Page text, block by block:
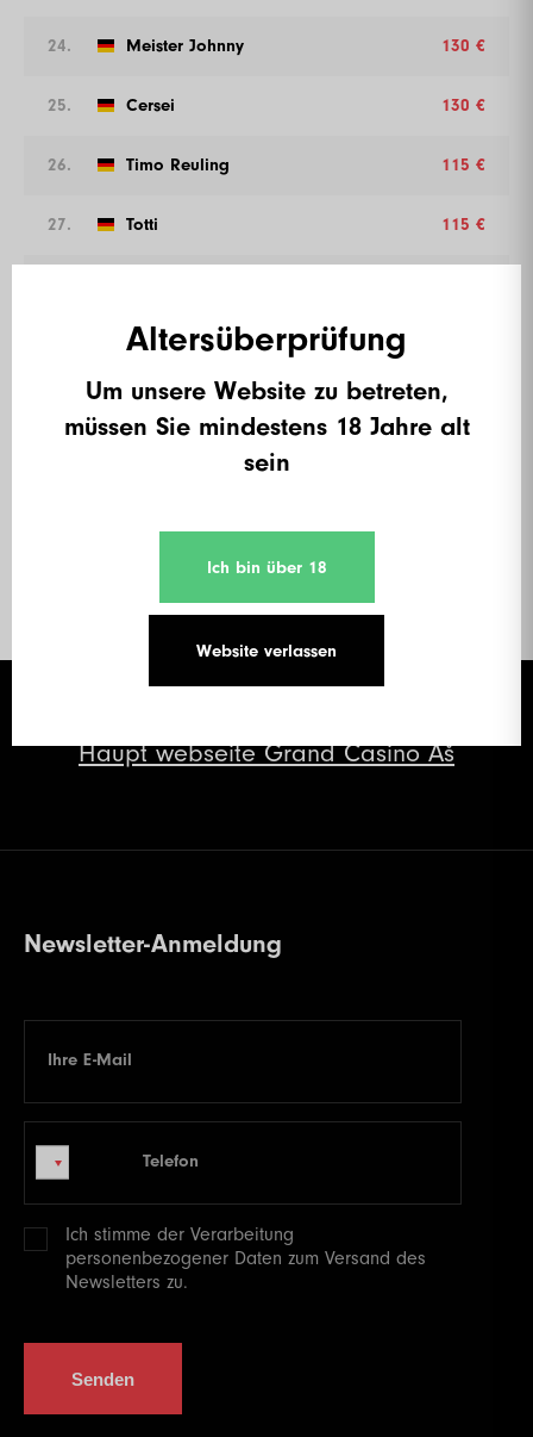
24. Meister Johnny 130 €
25. Cersei 130 €
26. Timo Reuling 115 €
27. Totti 115 €
Buddy
Matthias Eber 115 €
Hauptwebseite Grand Casino Aš
Newsletter-Anmeldung
Ihre E-Mail
Telefon
Ich stimme der Verarbeitung
personenbezogener Daten zum Versand des
Newsletters zu.
Senden
Altersüberprüfung
Um unsere Website zu betreten,
müssen Sie mindestens 18 Jahre alt
sein
Ich bin über 18
Website verlassen